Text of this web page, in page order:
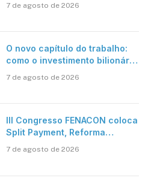
7 de agosto de 2026
O novo capítulo do trabalho:
como o investimento bilionário
a verdadeira era da
7 de agosto de 2026
III Congresso FENACON coloca
Split Payment, Reforma
debates
7 de agosto de 2026